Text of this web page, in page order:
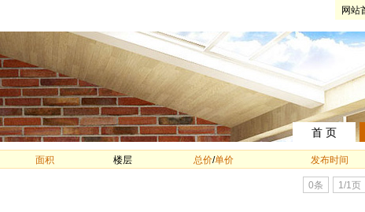
网站
首 页
面积 楼层 总价/单价 发布时间
0条 1/1页